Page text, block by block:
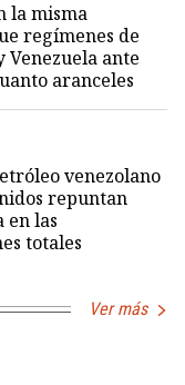
la misma
regímenes de
Venezuela ante
aranceles
venezolano
repuntan
en las
totales
Ver más